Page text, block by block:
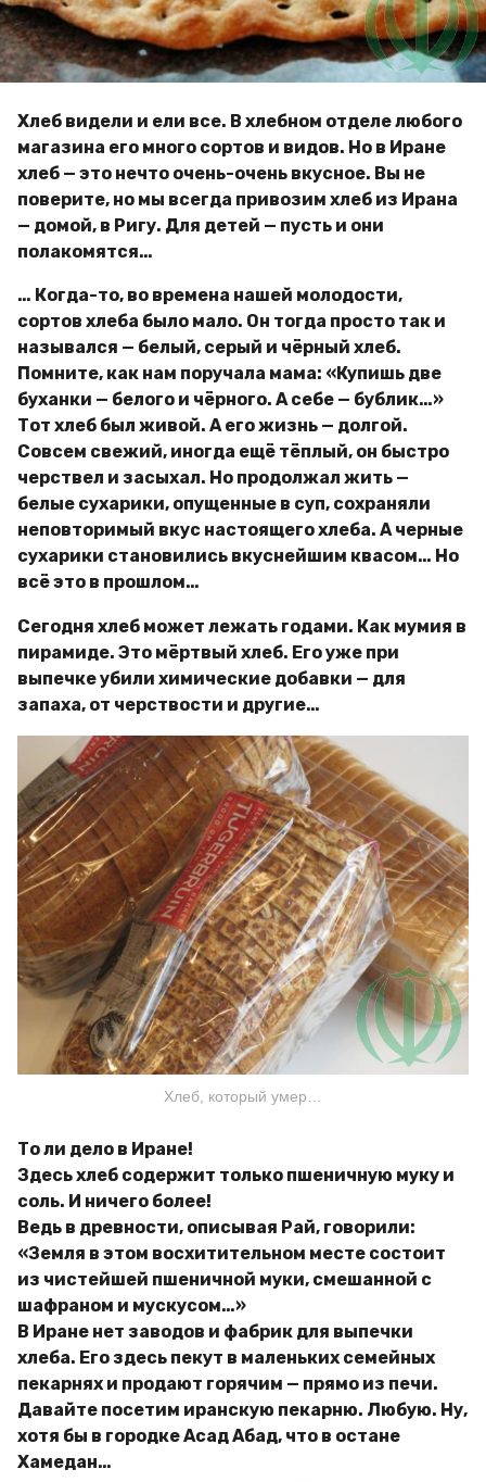
o
м
и
р
Хлеб видели и ели все. В хлебном отделе любого
магазина его много сортов и видов. Но в Иране
хлеб — это нечто очень-очень вкусное. Вы не
поверите, но мы всегда привозим хлеб из Ирана
— домой, в Ригу. Для детей — пусть и они
полакомятся…
… Когда-то, во времена нашей молодости,
сортов хлеба было мало. Он тогда просто так и
назывался — белый, серый и чёрный хлеб.
Помните, как нам поручала мама: «Купишь две
буханки — белого и чёрного. А себе — бублик…»
Тот хлеб был живой. А его жизнь — долгой.
Совсем свежий, иногда ещё тёплый, он быстро
черствел и засыхал. Но продолжал жить —
белые сухарики, опущенные в суп, сохраняли
неповторимый вкус настоящего хлеба. А черные
сухарики становились вкуснейшим квасом… Но
всё это в прошлом…
Сегодня хлеб может лежать годами. Как мумия в
пирамиде. Это мёртвый хлеб. Его уже при
выпечке убили химические добавки — для
запаха, от черствости и другие…
Хлеб, который умер…
То ли дело в Иране!
Здесь хлеб содержит только пшеничную муку и
соль. И ничего более!
Ведь в древности, описывая Рай, говорили:
«Земля в этом восхитительном месте состоит
из чистейшей пшеничной муки, смешанной с
шафраном и мускусом…»
В Иране нет заводов и фабрик для выпечки
хлеба. Его здесь пекут в маленьких семейных
пекарнях и продают горячим — прямо из печи.
Давайте посетим иранскую пекарню. Любую. Ну,
хотя бы в городке Асад Абад, что в остане
Хамедан…